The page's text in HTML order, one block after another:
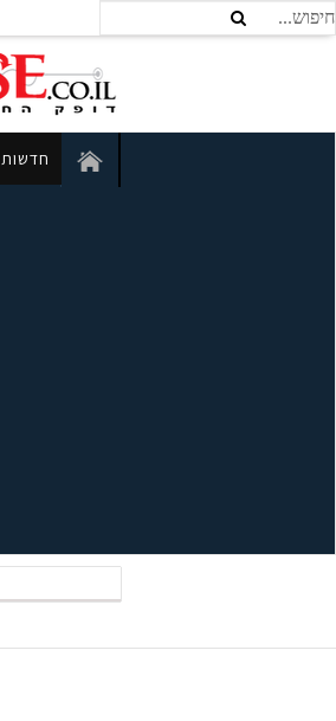
חדשות